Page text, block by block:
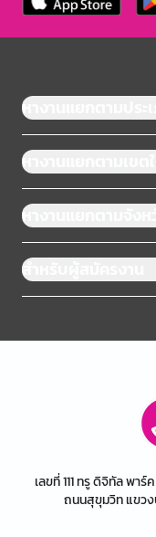
หางานแยกตามประเ
หางานแยกตามเขต
หางานแยกตามจังหวั
สำหรับผู้สมัครงาน
เลขที่ 111 ทรู ดิจิทัล พา
ถนนสุขุมวิท แขวง